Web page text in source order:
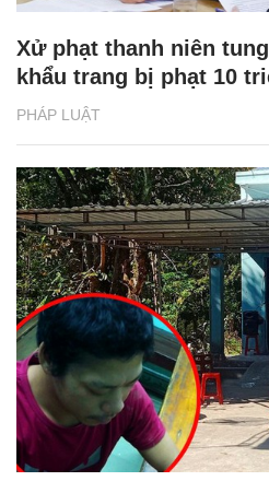
PHÁP LUẬT
Xử phạt thanh niên
khẩu trang bị phạt 10